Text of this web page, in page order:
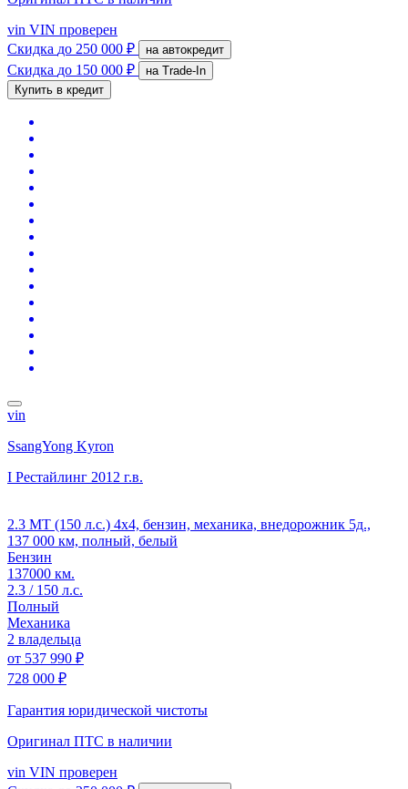
vin VIN проверен
Скидка до 250 000 ₽ на автокредит
Скидка до 150 000 ₽
на Trade-In
Купить в кредит
vin
SsangYong Kyron
I Рестайлинг 2012 г.в.
2.3 MT (150 л.с.) 4x4, бензин, механика, внедорожник 5д.,
137 000 км, полный, белый
Бензин
137000 км.
2.3 / 150 л.с.
Полный
Механика
2 владельца
от 537 990 ₽
728 000 ₽
Гарантия юридической чистоты
Оригинал ПТС в наличии
vin VIN проверен